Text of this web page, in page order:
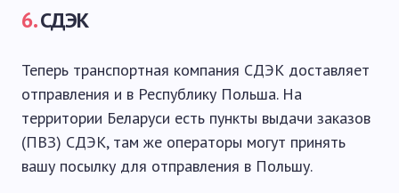
6.СДЭК
Теперь транспортная компания СДЭК доставляет
отправления и в Республику Польша. На
территории Беларуси есть пункты выдачи заказов
(ПВЗ) СДЭК, там же операторы могут принять
вашу посылку для отправления в Польшу.